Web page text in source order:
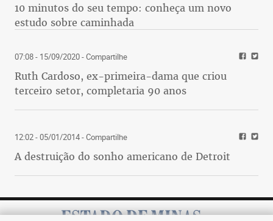
10 minutos do seu tempo: conheça um novo
estudo sobre caminhada
07:08 - 15/09/2020- Compartilhe
Ruth Cardoso, ex-primeira-dama que criou
terceiro setor, completaria 90 anos
12:02 - 05/01/2014- Compartilhe
A destruição do sonho americano de Detroit